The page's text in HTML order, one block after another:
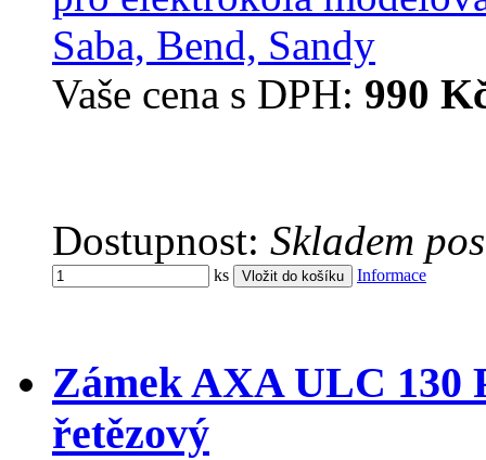
Vaše cena s DPH: 990
Dostupnost: Skladem
ks Informace
Zámek AXA ULC 130
řetězový